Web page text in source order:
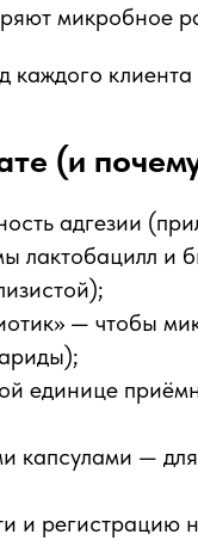
микробное
каждого
(и
адгезии
лактобацилл и
— чтобы
единице
— для
и регистрацию